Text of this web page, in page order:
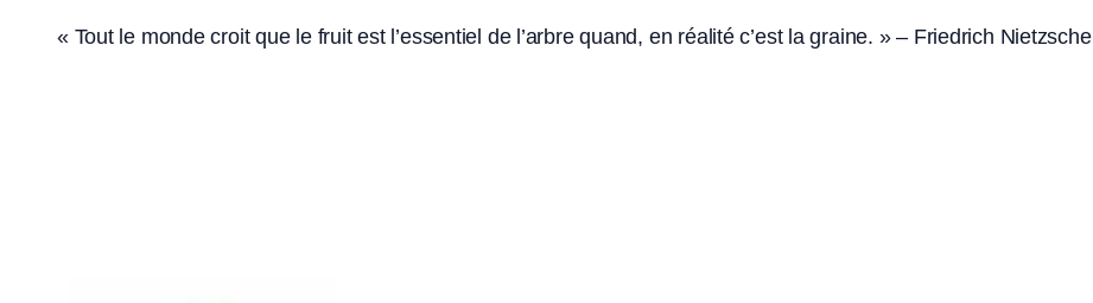
Aller« Tout le monde croit que le fruit est l’essentiel de l’arbre quand, en réalité c’est la graine. » – Friedrich Nietzsche